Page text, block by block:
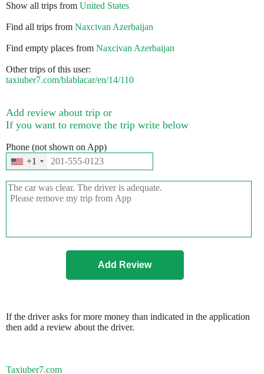
Show all trips from United States
Find all trips from Naxcivan Azerbaijan
Find empty places from Naxcivan Azerbaijan
Other trips of this user:
taxiuber7.com/blablacar/en/14/110
Add review about trip or
If you want to remove the trip write below
Phone (not shown on App)
+1
If the driver asks for more money than indicated in the application
then add a review about the driver.
Taxiuber7.com